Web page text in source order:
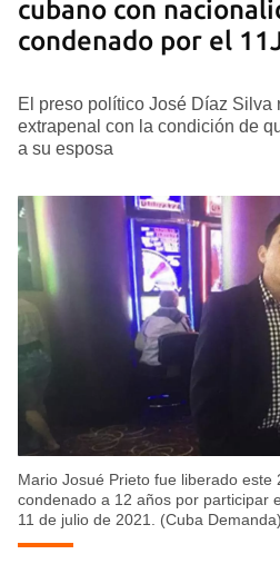
cubano con
condenado por el
El preso político José Díaz Silva
extrapenal con la condición de
a su esposa
Mario Josué Prieto fue liberado este
condenado a 12 años por participar
11 de julio de 2021. (Cuba Demanda)